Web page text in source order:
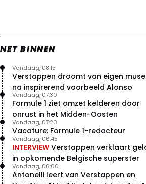
NET BINNEN
Verstappen droomt van eigen
na inspirerend voorbeeld Alonso
Vandaag, 08:15
Formule 1 ziet omzet kelderen door
onrust in het Midden-Oosten
Vandaag, 07:30
Vacature: Formule 1-redacteur
Vandaag, 07:20
INTERVIEW Verstappen verklaart
in opkomende Belgische superster
Vandaag, 06:45
Antonelli leert van Verstappen en
Vandaag, 06:00